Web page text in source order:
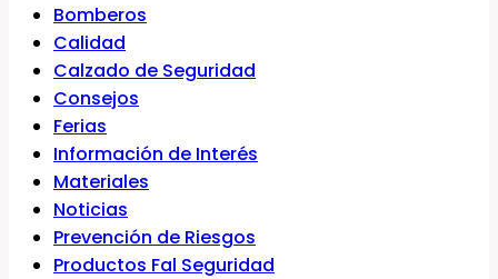
Bomberos
Calidad
Calzado de Seguridad
Consejos
Ferias
Información de Interés
Materiales
Noticias
Prevención de Riesgos
Productos Fal Seguridad